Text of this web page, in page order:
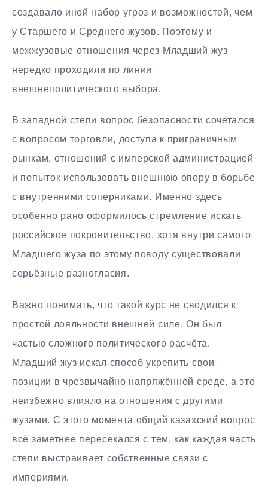
создавало иной набор угроз и возможностей, чем
у Старшего и Среднего жузов. Поэтому и
межжузовые отношения через Младший жуз
нередко проходили по линии
внешнеполитического выбора.
В западной степи вопрос безопасности сочетался
с вопросом торговли, доступа к приграничным
рынкам, отношений с имперской администрацией
и попыток использовать внешнюю опору в борьбе
с внутренними соперниками. Именно здесь
особенно рано оформилось стремление искать
российское покровительство, хотя внутри самого
Младшего жуза по этому поводу существовали
серьёзные разногласия.
Важно понимать, что такой курс не сводился к
простой лояльности внешней силе. Он был
частью сложного политического расчёта.
Младший жуз искал способ укрепить свои
позиции в чрезвычайно напряжённой среде, а это
неизбежно влияло на отношения с другими
жузами. С этого момента общий казахский вопрос
всё заметнее пересекался с тем, как каждая часть
степи выстраивает собственные связи с
империями.